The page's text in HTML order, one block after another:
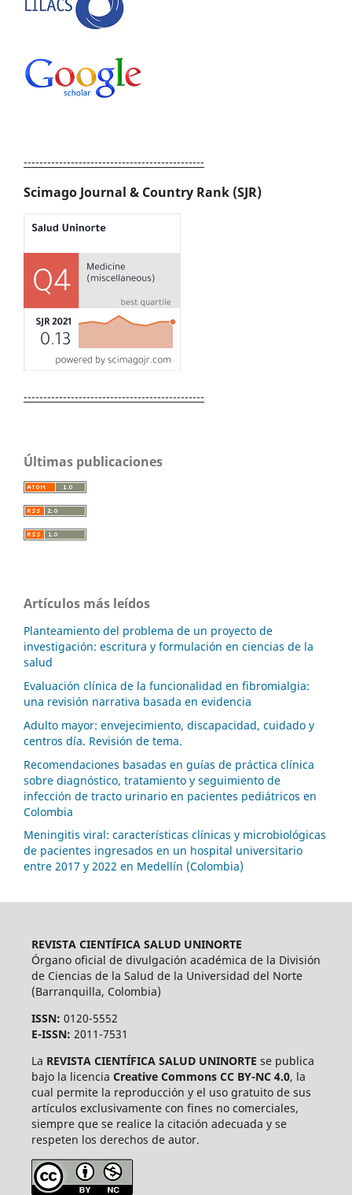
----------------------------------------------
Scimago Journal & Country Rank (SJR)
----------------------------------------------
Últimas publicaciones
Artículos más leídos
Planteamiento del problema de un proyecto de
investigación: escritura y formulación en ciencias de la
salud
Evaluación clínica de la funcionalidad en fibromialgia:
una revisión narrativa basada en evidencia
Adulto mayor: envejecimiento, discapacidad, cuidado y
centros día. Revisión de tema.
Recomendaciones basadas en guías de práctica clínica
sobre diagnóstico, tratamiento y seguimiento de
infección de tracto urinario en pacientes pediátricos en
Colombia
Meningitis viral: características clínicas y microbiológicas
de pacientes ingresados en un hospital universitario
entre 2017 y 2022 en Medellín (Colombia)
REVISTA CIENTÍFICA SALUD UNINORTE
Órgano oficial de divulgación académica de la División
de Ciencias de la Salud de la Universidad del Norte
(Barranquilla, Colombia)
ISSN: 0120-5552
E-ISSN: 2011-7531
La REVISTA CIENTÍFICA SALUD UNINORTE se publica
bajo la licencia Creative Commons CC BY-NC 4.0, la
cual permite la reproducción y el uso gratuito de sus
artículos exclusivamente con fines no comerciales,
siempre que se realice la citación adecuada y se
respeten los derechos de autor.